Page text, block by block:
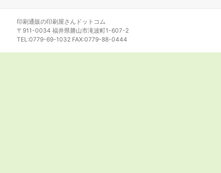
印刷通販の印刷屋さんドットコム
〒911-0034 福井県勝山市滝波町1-607-2
TEL:0779-69-1032 FAX:0779-88-0444